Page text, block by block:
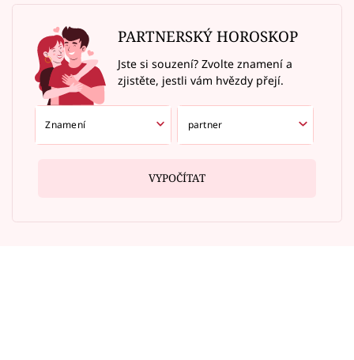
PARTNERSKÝ HOROSKOP
Jste si souzení? Zvolte znamení a
zjistěte, jestli vám hvězdy přejí.
VYPOČÍTAT